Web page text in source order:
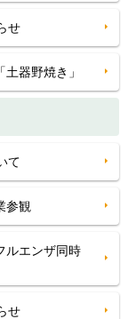
せ
器野焼き」
て
参観
ルエンザ同時
せ